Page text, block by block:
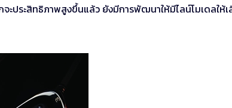
ประสิทธิภาพสูงขึ้นแล้ว ยังมีการพัฒนาให้มีไลน์โมเดลให้